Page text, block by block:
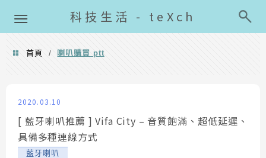
科技生活 - teXch
首頁 / 喇叭購買 ptt
2020.03.10
[ 藍牙喇叭推薦 ] Vifa City – 音質飽滿、超低延遲、
具備多種連線方式
藍牙喇叭